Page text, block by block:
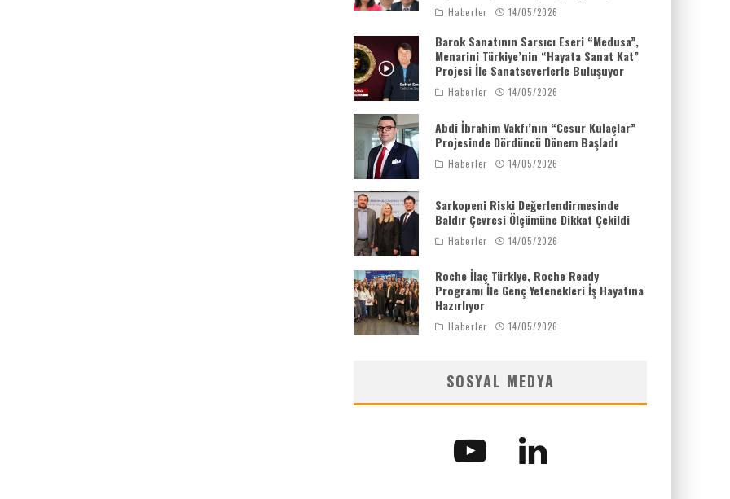
Haberler 14/05/2026
Barok Sanatının Sarsıcı Eseri “Medusa”,
Menarini Türkiye’nin “Hayata Sanat Kat”
Projesi İle Sanatseverlerle Buluşuyor
Haberler 14/05/2026
Abdi İbrahim Vakfı’nın “Cesur Kulaçlar”
Projesinde Dördüncü Dönem Başladı
Haberler 14/05/2026
Sarkopeni Riski Değerlendirmesinde
Baldır Çevresi Ölçümüne Dikkat Çekildi
Haberler 14/05/2026
Roche İlaç Türkiye, Roche Ready
Programı İle Genç Yetenekleri İş Hayatına
Hazırlıyor
Haberler 14/05/2026
SOSYAL MEDYA